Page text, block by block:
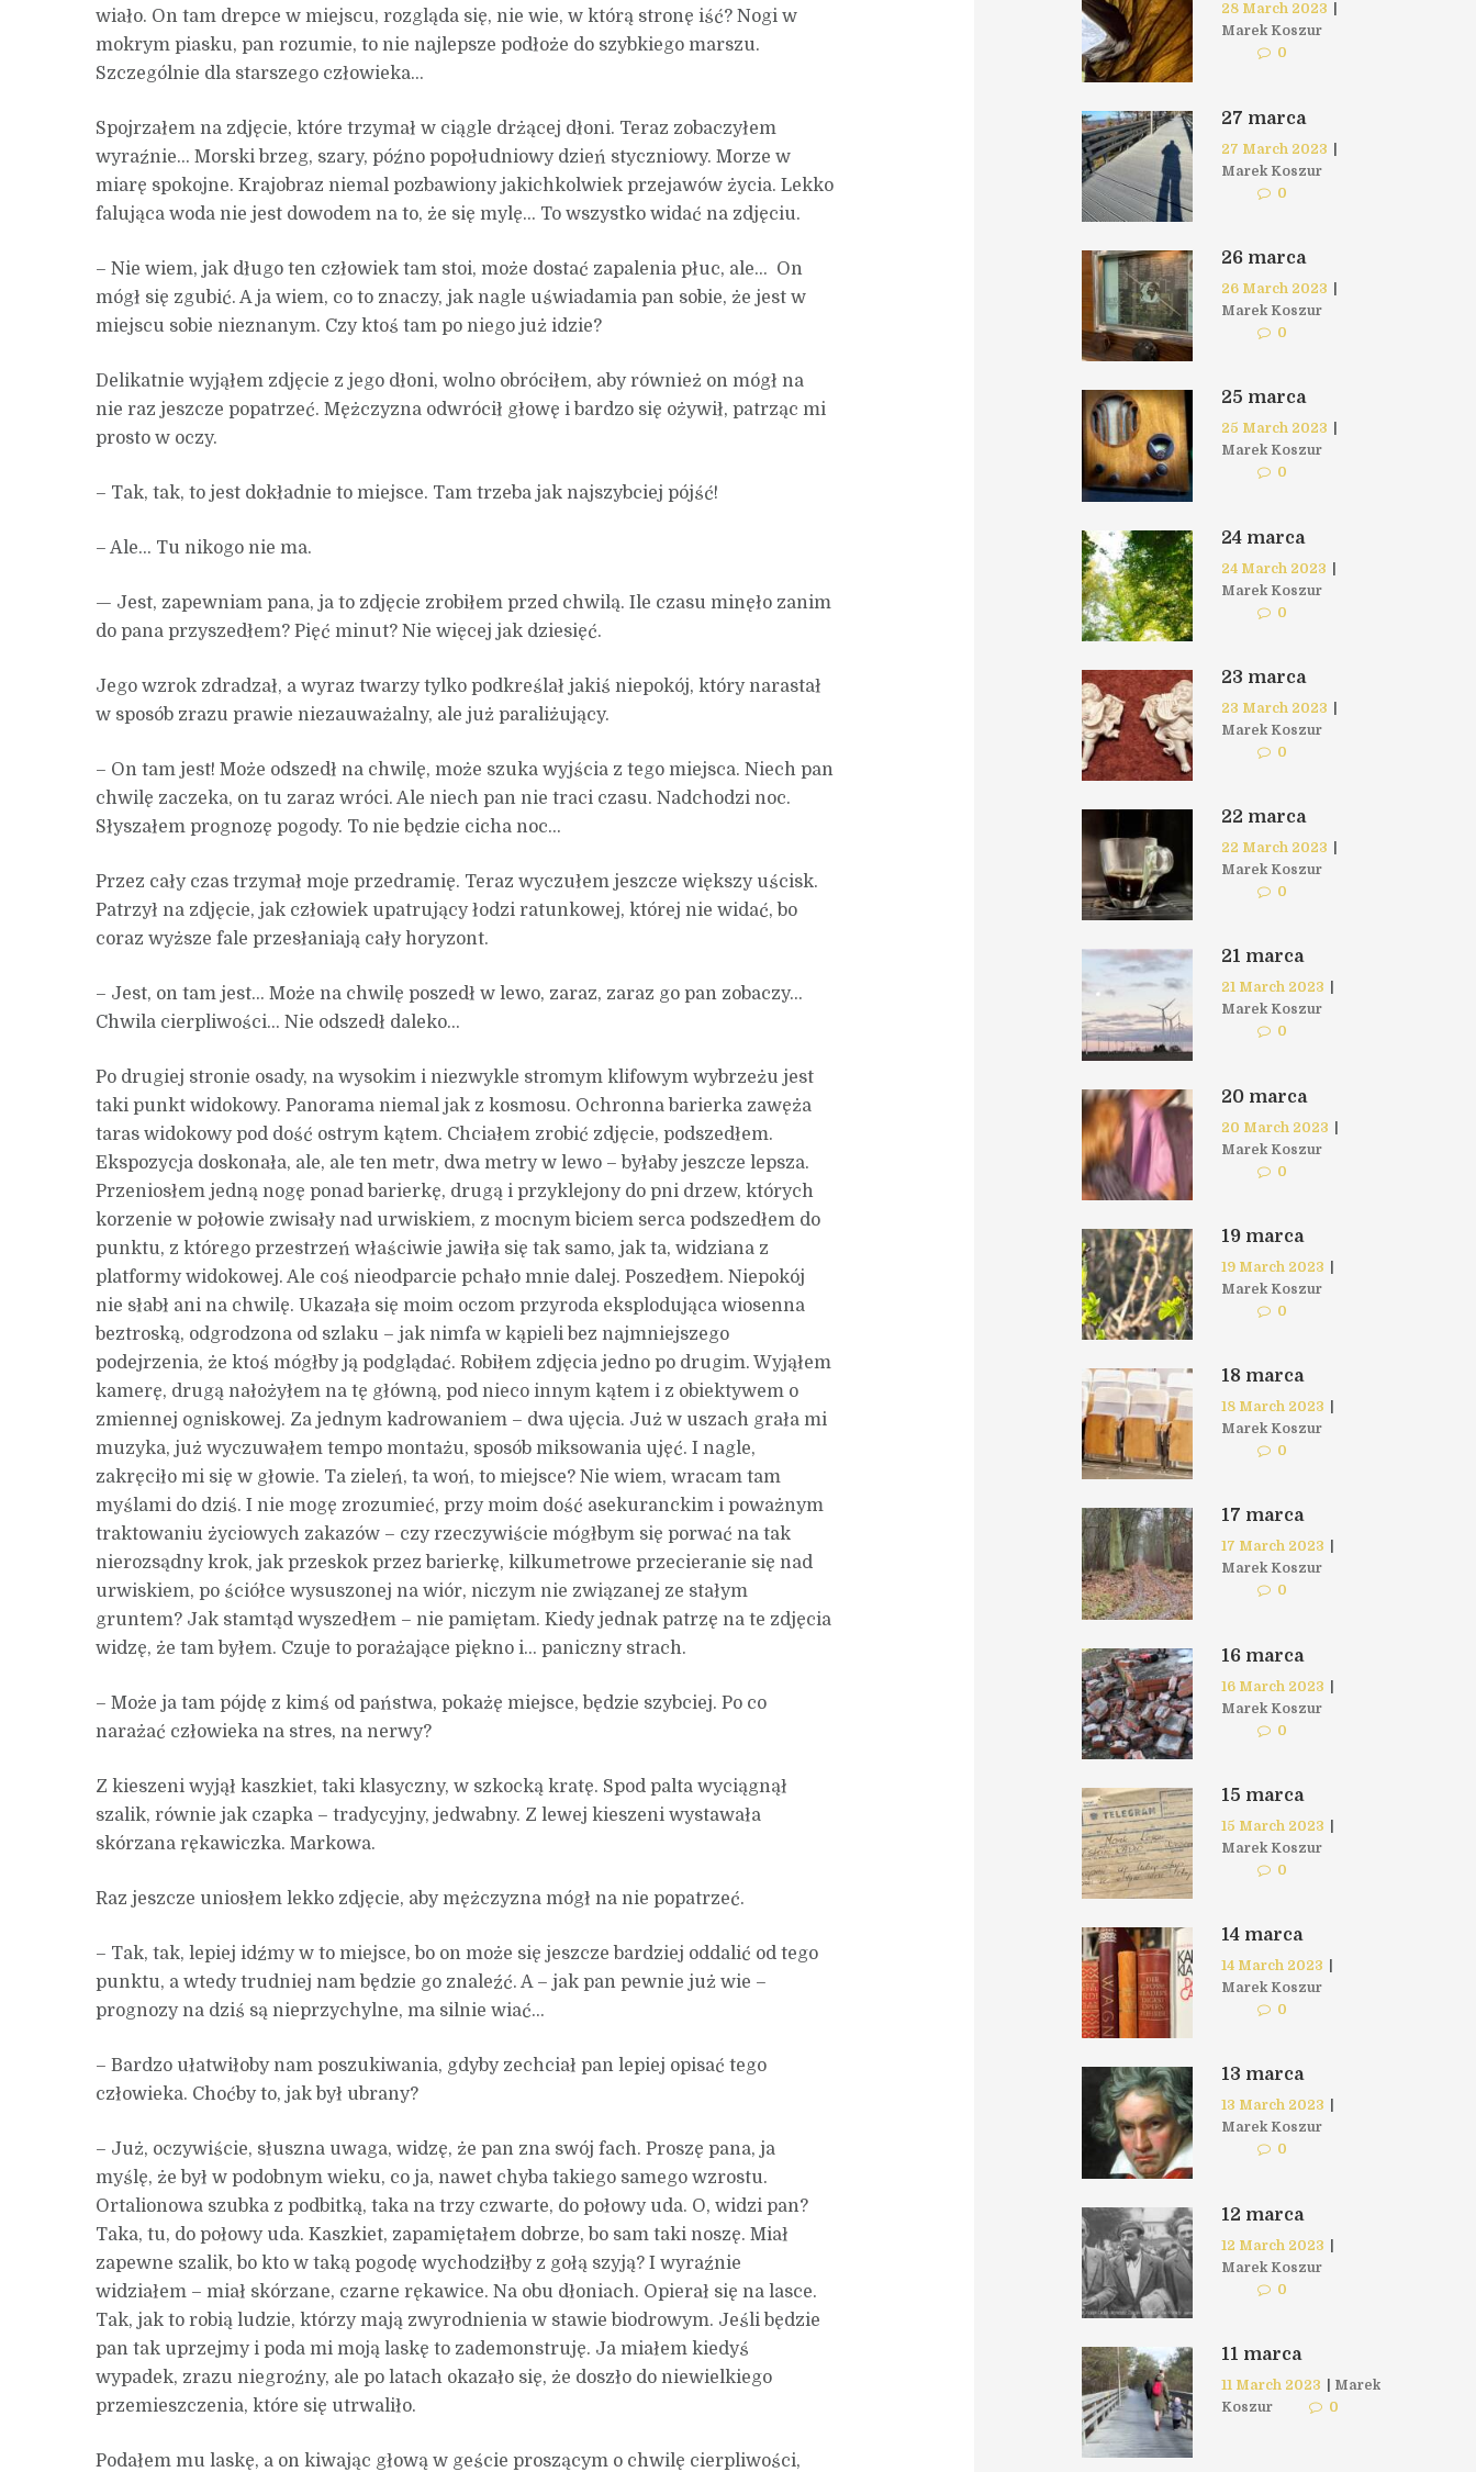
wiało. On tam drepce w miejscu, rozgląda się, nie wie, w którą stronę iść? Nogi w
mokrym piasku, pan rozumie, to nie najlepsze podłoże do szybkiego marszu.
Szczególnie dla starszego człowieka…
Spojrzałem na zdjęcie, które trzymał w ciągle drżącej dłoni. Teraz zobaczyłem
wyraźnie… Morski brzeg, szary, późno popołudniowy dzień styczniowy. Morze w
miarę spokojne. Krajobraz niemal pozbawiony jakichkolwiek przejawów życia. Lekko
falująca woda nie jest dowodem na to, że się mylę… To wszystko widać na zdjęciu.
– Nie wiem, jak długo ten człowiek tam stoi, może dostać zapalenia płuc, ale… On
mógł się zgubić. A ja wiem, co to znaczy, jak nagle uświadamia pan sobie, że jest w
miejscu sobie nieznanym. Czy ktoś tam po niego już idzie?
Delikatnie wyjąłem zdjęcie z jego dłoni, wolno obróciłem, aby również on mógł na
nie raz jeszcze popatrzeć. Mężczyzna odwrócił głowę i bardzo się ożywił, patrząc mi
prosto w oczy.
– Tak, tak, to jest dokładnie to miejsce. Tam trzeba jak najszybciej pójść!
– Ale… Tu nikogo nie ma.
— Jest, zapewniam pana, ja to zdjęcie zrobiłem przed chwilą. Ile czasu minęło zanim
do pana przyszedłem? Pięć minut? Nie więcej jak dziesięć.
Jego wzrok zdradzał, a wyraz twarzy tylko podkreślał jakiś niepokój, który narastał
w sposób zrazu prawie niezauważalny, ale już paraliżujący.
– On tam jest! Może odszedł na chwilę, może szuka wyjścia z tego miejsca. Niech pan
chwilę zaczeka, on tu zaraz wróci. Ale niech pan nie traci czasu. Nadchodzi noc.
Słyszałem prognozę pogody. To nie będzie cicha noc…
Przez cały czas trzymał moje przedramię. Teraz wyczułem jeszcze większy uścisk.
Patrzył na zdjęcie, jak człowiek upatrujący łodzi ratunkowej, której nie widać, bo
coraz wyższe fale przesłaniają cały horyzont.
– Jest, on tam jest… Może na chwilę poszedł w lewo, zaraz, zaraz go pan zobaczy…
Chwila cierpliwości… Nie odszedł daleko…
Po drugiej stronie osady, na wysokim i niezwykle stromym klifowym wybrzeżu jest
taki punkt widokowy. Panorama niemal jak z kosmosu. Ochronna barierka zawęża
taras widokowy pod dość ostrym kątem. Chciałem zrobić zdjęcie, podszedłem.
Ekspozycja doskonała, ale, ale ten metr, dwa metry w lewo – byłaby jeszcze lepsza.
Przeniosłem jedną nogę ponad barierkę, drugą i przyklejony do pni drzew, których
korzenie w połowie zwisały nad urwiskiem, z mocnym biciem serca podszedłem do
punktu, z którego przestrzeń właściwie jawiła się tak samo, jak ta, widziana z
platformy widokowej. Ale coś nieodparcie pchało mnie dalej. Poszedłem. Niepokój
nie słabł ani na chwilę. Ukazała się moim oczom przyroda eksplodująca wiosenna
beztroską, odgrodzona od szlaku – jak nimfa w kąpieli bez najmniejszego
podejrzenia, że ktoś mógłby ją podglądać. Robiłem zdjęcia jedno po drugim. Wyjąłem
kamerę, drugą nałożyłem na tę główną, pod nieco innym kątem i z obiektywem o
zmiennej ogniskowej. Za jednym kadrowaniem – dwa ujęcia. Już w uszach grała mi
muzyka, już wyczuwałem tempo montażu, sposób miksowania ujęć. I nagle,
zakręciło mi się w głowie. Ta zieleń, ta woń, to miejsce? Nie wiem, wracam tam
myślami do dziś. I nie mogę zrozumieć, przy moim dość asekuranckim i poważnym
traktowaniu życiowych zakazów – czy rzeczywiście mógłbym się porwać na tak
nierozsądny krok, jak przeskok przez barierkę, kilkumetrowe przecieranie się nad
urwiskiem, po ściółce wysuszonej na wiór, niczym nie związanej ze stałym
gruntem? Jak stamtąd wyszedłem – nie pamiętam. Kiedy jednak patrzę na te zdjęcia
widzę, że tam byłem. Czuje to porażające piękno i… paniczny strach.
– Może ja tam pójdę z kimś od państwa, pokażę miejsce, będzie szybciej. Po co
narażać człowieka na stres, na nerwy?
Z kieszeni wyjął kaszkiet, taki klasyczny, w szkocką kratę. Spod palta wyciągnął
szalik, równie jak czapka – tradycyjny, jedwabny. Z lewej kieszeni wystawała
skórzana rękawiczka. Markowa.
Raz jeszcze uniosłem lekko zdjęcie, aby mężczyzna mógł na nie popatrzeć.
– Tak, tak, lepiej idźmy w to miejsce, bo on może się jeszcze bardziej oddalić od tego
punktu, a wtedy trudniej nam będzie go znaleźć. A – jak pan pewnie już wie –
prognozy na dziś są nieprzychylne, ma silnie wiać…
– Bardzo ułatwiłoby nam poszukiwania, gdyby zechciał pan lepiej opisać tego
człowieka. Choćby to, jak był ubrany?
– Już, oczywiście, słuszna uwaga, widzę, że pan zna swój fach. Proszę pana, ja
myślę, że był w podobnym wieku, co ja, nawet chyba takiego samego wzrostu.
Ortalionowa szubka z podbitką, taka na trzy czwarte, do połowy uda. O, widzi pan?
Taka, tu, do połowy uda. Kaszkiet, zapamiętałem dobrze, bo sam taki noszę. Miał
zapewne szalik, bo kto w taką pogodę wychodziłby z gołą szyją? I wyraźnie
widziałem – miał skórzane, czarne rękawice. Na obu dłoniach. Opierał się na lasce.
Tak, jak to robią ludzie, którzy mają zwyrodnienia w stawie biodrowym. Jeśli będzie
pan tak uprzejmy i poda mi moją laskę to zademonstruję. Ja miałem kiedyś
wypadek, zrazu niegroźny, ale po latach okazało się, że doszło do niewielkiego
przemieszczenia, które się utrwaliło.
Podałem mu laskę, a on kiwając głową w geście proszącym o chwilę cierpliwości,
28 March 2023
Marek Koszur
0
27 marca
27 March 2023
Marek Koszur
0
26 marca
26 March 2023
Marek Koszur
0
25 marca
25 March 2023
Marek Koszur
0
24 marca
24 March 2023
Marek Koszur
0
23 marca
23 March 2023
Marek Koszur
0
22 marca
22 March 2023
Marek Koszur
0
21 marca
21 March 2023
Marek Koszur
0
20 marca
20 March 2023
Marek Koszur
0
19 marca
19 March 2023
Marek Koszur
0
18 marca
18 March 2023
Marek Koszur
0
17 marca
17 March 2023
Marek Koszur
0
16 marca
16 March 2023
Marek Koszur
0
15 marca
15 March 2023
Marek Koszur
0
14 marca
14 March 2023
Marek Koszur
0
13 marca
13 March 2023
Marek Koszur
0
12 marca
12 March 2023
Marek Koszur
0
11 marca
11 March 2023
Marek
Koszur
0